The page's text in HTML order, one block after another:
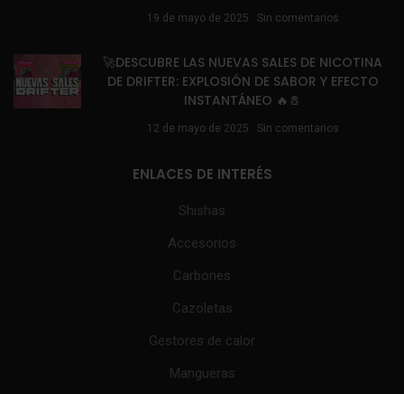
19 de mayo de 2025 Sin comentarios
🚀DESCUBRE LAS NUEVAS SALES DE NICOTINA
DE DRIFTER: EXPLOSIÓN DE SABOR Y EFECTO
INSTANTÁNEO 🔥🧂
12 de mayo de 2025 Sin comentarios
ENLACES DE INTERÉS
Shishas
Accesorios
Carbones
Cazoletas
Gestores de calor
Mangueras